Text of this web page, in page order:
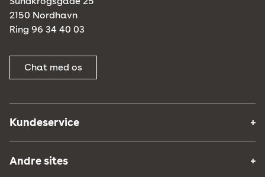
2150 Nordhavn
Ring 96 34 40 03
Chat med os
Kundeservice
Andre sites